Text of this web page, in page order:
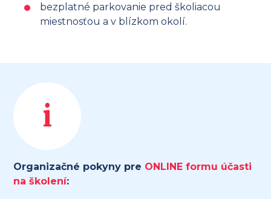
bezplatné parkovanie pred školiacou
miestnosťou a v blízkom okolí.
i
Organizačné pokyny pre ONLINE formu účasti
na školení: